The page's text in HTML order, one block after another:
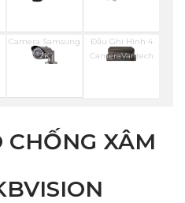
Camera Samsung
2K
Đầu Ghi Hình 4
CameraVantech
CHỐNG XÂM